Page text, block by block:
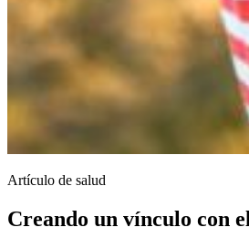
Artículo de salud
Creando un vínculo con